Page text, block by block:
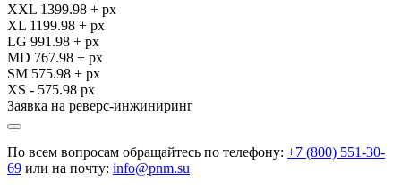
XXL 1399.98 + px
XL 1199.98 + px
LG 991.98 + px
MD 767.98 + px
SM 575.98 + px
XS - 575.98 px
Заявка на реверс-инжиниринг
По всем вопросам обращайтесь по телефону: +7 (800) 551-30-
69 или на почту: info@pnm.su